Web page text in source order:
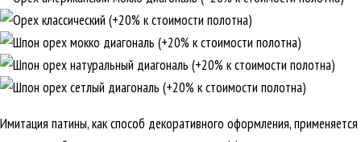
Имитация патины, как способ декоративного оформления, применяется